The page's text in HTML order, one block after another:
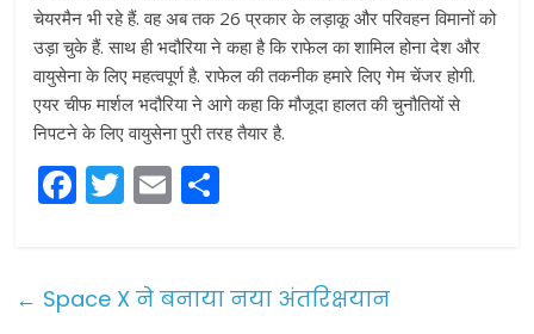
चेयरमैन भी रहे हैं. वह अब तक 26 प्रकार के लड़ाकू और परिवहन विमानों को
उड़ा चुके हैं. साथ ही भदौरिया ने कहा है कि राफेल का शामिल होना देश और
वायुसेना के लिए महत्वपूर्ण है. राफेल की तकनीक हमारे लिए गेम चेंजर होगी.
एयर चीफ मार्शल भदौरिया ने आगे कहा कि मौजूदा हालत की चुनौतियों से
निपटने के लिए वायुसेना पुरी तरह तैयार है.
F
a
e
T
w
er
E
m
l e
← Space X ने बनाया नया अंतरिक्षयान